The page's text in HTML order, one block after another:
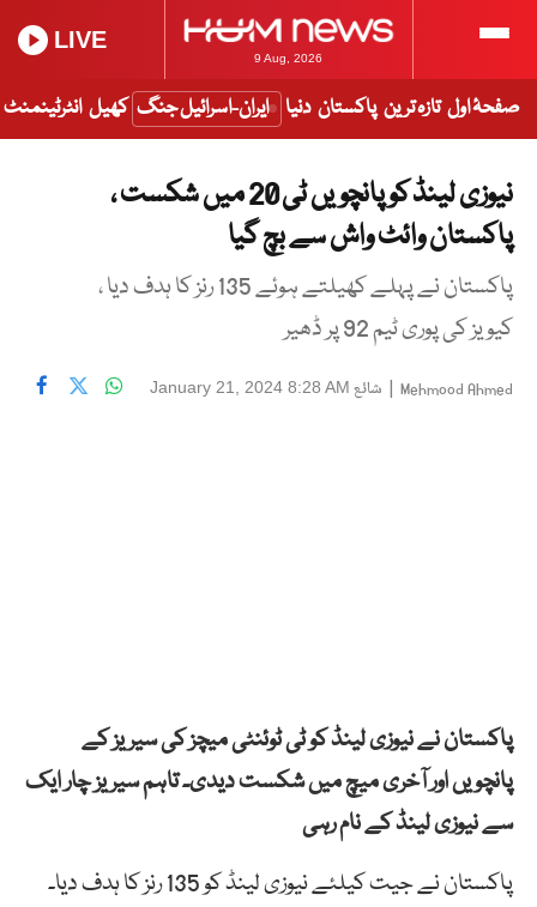
9 Aug, 2026
LIVE
صفحۂ اول تازہ ترین پاکستان دنیا ایران-اسرائیل جنگ کھیل انٹرٹینمنٹ
نیوزی لینڈ کو پانچویں ٹی 20 میں شکست ،
پاکستان وائٹ واش سے بچ گیا
پاکستان نے پہلے کھیلتے ہوئے 135 رنز کا ہدف دیا ،
کیویز کی پوری ٹیم 92 پر ڈھیر
Mehmood Ahmed
| شائع January 21, 2024 8:28 AM
پاکستان نے نیوزی لینڈ کو ٹی ٹوئنٹی میچز کی سیریز کے
پانچویں اور آخری میچ میں شکست دیدی۔ تاہم سیریز چار ایک
سے نیوزی لینڈ کے نام رہی
پاکستان نے جیت کیلئے نیوزی لینڈ کو 135 رنز کا ہدف دیا۔